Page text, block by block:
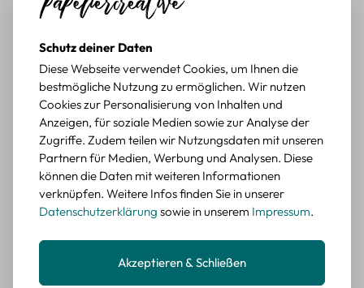
BEWERTETER ARTIKEL
Retro Briefmarken Sticker Set – 45 Papier-
Sticker mit Wald- und Tiermotiven
Durchschnittliche Bewertung von 5 von 5 Sternen
Erika G. diesen Monat Verifizierter Kauf
Schöne Motive
Die Sticker passen gut zu meinen Büchern, würde sie
wieder kaufen.
BEWERTETER ARTIKEL
Retro Blumen Sticker Set – 45 Stück mit 15
verschiedene Motive
Durchschnittliche Bewertung von 5 von 5 Sternen
diesen Monat
Schutz deiner Daten
Diese Webseite verwendet Cookies, um Ihnen die
bestmögliche Nutzung zu ermöglichen. Wir nutzen
Cookies zur Personalisierung von Inhalten und
Anzeigen, für soziale Medien sowie zur Analyse der
Zugriffe. Zudem teilen wir Nutzungsdaten mit unseren
Partnern für Medien, Werbung und Analysen. Diese
können die Daten mit weiteren Informationen
verknüpfen. Weitere Infos finden Sie in unserer
Datenschutzerklärung sowie in unserem Impressum.
Akzeptieren & Schließen